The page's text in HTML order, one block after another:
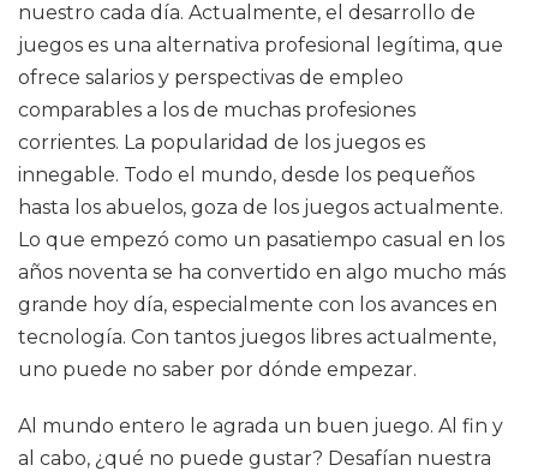
nuestro cada día. Actualmente, el desarrollo de
juegos es una alternativa profesional legítima, que
ofrece salarios y perspectivas de empleo
comparables a los de muchas profesiones
corrientes. La popularidad de los juegos es
innegable. Todo el mundo, desde los pequeños
hasta los abuelos, goza de los juegos actualmente.
Lo que empezó como un pasatiempo casual en los
años noventa se ha convertido en algo mucho más
grande hoy día, especialmente con los avances en
tecnología. Con tantos juegos libres actualmente,
uno puede no saber por dónde empezar.
Al mundo entero le agrada un buen juego. Al fin y
al cabo, ¿qué no puede gustar? Desafían nuestra